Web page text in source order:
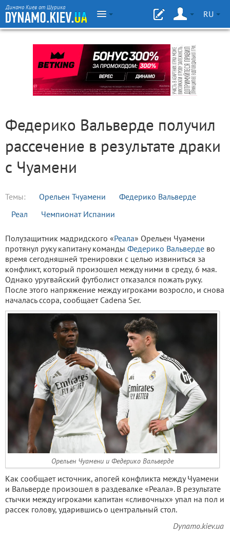
Динамо Киев от Шурика
RU
Федерико Вальверде получил
рассечение в результате драки
с Чуамени
Темы: Орельен Тчуамени
Федерико Вальверде
Реал
Чемпионат Испании
Полузащитник мадридского «Реала» Орельен Чуамени
протянул руку капитану команды Федерико Вальверде во
время сегодняшней тренировки с целью извиниться за
конфликт, который произошел между ними в среду, 6 мая.
Однако уругвайский футболист отказался пожать руку.
После этого напряжение между игроками возросло, и снова
началась ссора, сообщает Cadena Ser.
Орельен Чуамени и Федерико Вальверде
Как сообщает источник, апогей конфликта между Чуамени
и Вальверде произошел в раздевалке «Реала». В результате
стычки между игроками капитан «сливочных» упал на пол и
рассек голову, ударившись о центральный стол.
Dynamo.kiev.ua